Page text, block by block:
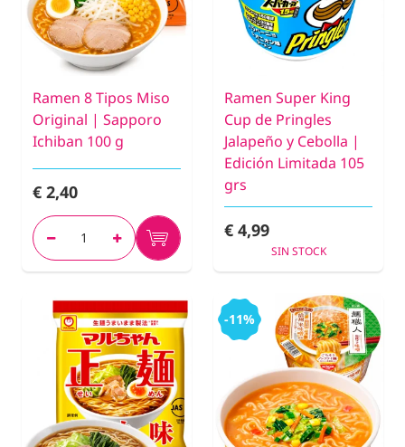
Ramen 8 Tipos Miso
Original | Sapporo
Ichiban 100 g
€ 2,40
Ramen Super King
Cup de Pringles
Jalapeño y Cebolla |
Edición Limitada 105
grs
€ 4,99
SIN STOCK
-11%